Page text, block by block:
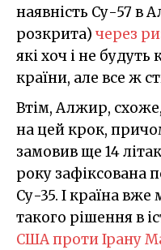
наявність Су-57 в
розкрита) через
які хоч і не
країни, але все ж
Втім, Алжир,
на цей крок,
замовив ще 14
року зафіксована
Су-35. І країна вже
такого рішення в
США проти Ірану